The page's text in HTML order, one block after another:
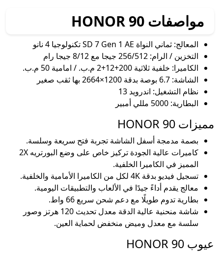
مواصفات HONOR 90
المعالج: ثماني النواة SD 7 Gen 1 AE تكنولوجيا 4 نانو
التخزين / الرام: 256/512 جيجا مع 8/12 جيجا رام
الكاميرا: خلفية ثلاثية 200+12+2 م.ب. / امامية 50 م.ب.
الشاشة: 6.7 بوصة بدقة 1200×2664 بها ثقب صغير
نظام التشغيل: اندرويد 13
البطارية: 5000 مللي أمبير
مميزات HONOR 90
بصمة مدمجة أسفل الشاشة تجربة فتح سريعة وسلسة.
كاميرات عالية الجودة تركيز خاص على وضع البورتريه 2X
المميز في الكاميرا الخلفية.
تسجيل فيديو بدقة 4K لكل من الكاميرا الأمامية والخلفية.
معالج يقدم أداءً جيدًا في الألعاب والتطبيقات اليومية.
بطارية تدوم طويلًا مع دعم شحن سريع 66 واط.
شاشة منحنية عالية الدقة معدل تحديث 120 هرتز وصور
سلسة مع معدل وميض منخفض لحماية العين.
عيوب HONOR 90